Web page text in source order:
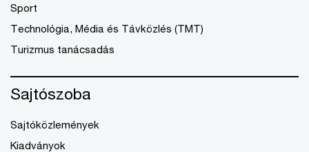
Sport
Technológia, Média és Távközlés (TMT)
Turizmus tanácsadás
Sajtószoba
Sajtóközlemények
Kiadványok